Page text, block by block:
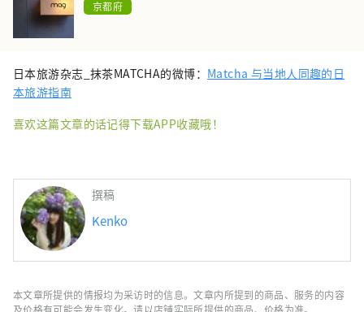
京都府
日本旅游杂志_抹茶MATCHA的微博： Matcha 与当地人同趣的日
本旅游指南
喜欢这篇文章的话记得下载APP收藏哦！
撰稿
Kenko
本文章所提供的情报均为采访时的信息。文章内所提到的商品、服务的内容